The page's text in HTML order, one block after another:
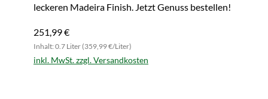
leckeren Madeira Finish. Jetzt Genuss bestellen!
251,99 €
Inhalt: 0.7 Liter (359,99 €/Liter)
inkl. MwSt. zzgl. Versandkosten